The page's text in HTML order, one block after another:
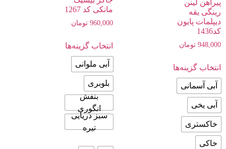
پیراهن لینن
رینگی یقه
دیپلمات پایون
کد1436
948,000 تومان
انتخاب گزینه‌ها
آبی آسمانی
آبی یخی
خاکستری
خاکی
مانکی کد 1267
960,000 تومان
انتخاب گزینه‌ها
آبی ملوانی
بلوبری
بنفش
انگوری
سبز دریایی
تیره